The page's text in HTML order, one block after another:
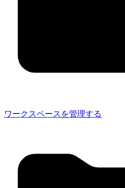
ワークスペースを管理する